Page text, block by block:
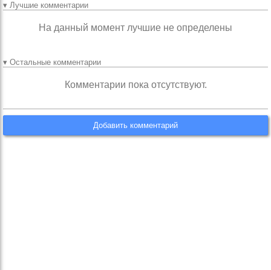
▾ Лучшие комментарии
На данный момент лучшие не определены
▾ Остальные комментарии
Комментарии пока отсутствуют.
Добавить комментарий